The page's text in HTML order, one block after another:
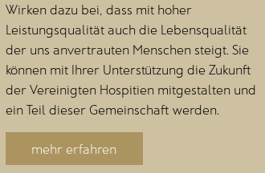
Wirken dazu bei, dass mit hoher
Leistungsqualität auch die Lebensqualität
der uns anvertrauten Menschen steigt. Sie
können mit Ihrer Unterstützung die Zukunft
der Vereinigten Hospitien mitgestalten und
ein Teil dieser Gemeinschaft werden.
mehr erfahren